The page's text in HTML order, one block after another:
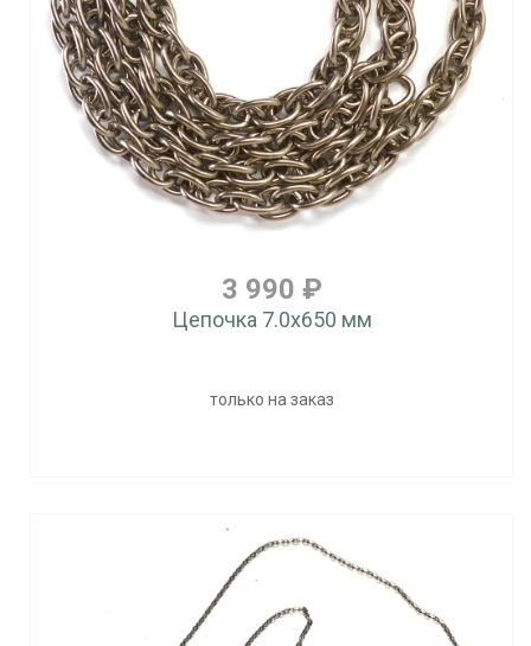
3 990 ₽
Цепочка 7.0x650 мм
только на заказ